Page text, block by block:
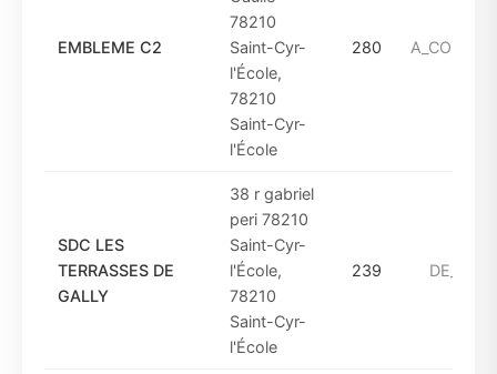
EMBLEME C2
78210
Saint-Cyr-
l'École,
78210
Saint-Cyr-
l'École
280
SDC LES
TERRASSES DE
GALLY
38 r gabriel
peri 78210
Saint-Cyr-
l'École,
78210
Saint-Cyr-
l'École
239